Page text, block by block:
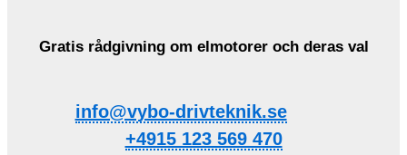
Gratis rådgivning om elmotorer och deras val
info@vybo-drivteknik.se
+4915 123 569 470